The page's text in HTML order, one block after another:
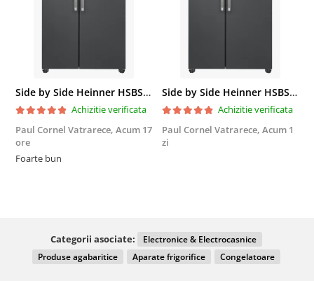
Side by Side Heinner HSBS-HM439NFINVDGWDE++, Total No Frost, Compresor Inverter, Dozator Apa, Display Touch LED, 439 L, Clasa E, Gri Antracit Texturat
Achizitie verificata
Paul Cornel Vatrarece, Acum 17
ore
Foarte bun
Side by Side Heinner HSBS-HM439NFINVDGWDE++, Total No Frost, Compresor Inverter, Dozator Apa, Display Touch LED, 439 L, Clasa E, Gri Antracit Texturat
Achizitie verificata
Paul Cornel Vatrarece, Acum 1
zi
Categorii asociate:
Electronice & Electrocasnice
Produse agabaritice
Aparate frigorifice Congelatoare